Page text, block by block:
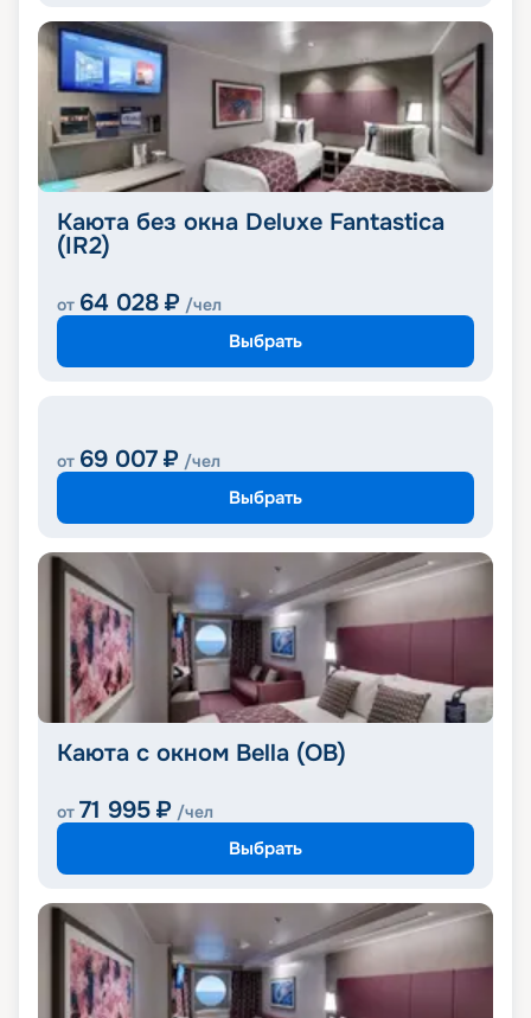
Каюта без окна Deluxe Fantastica
(IR2)
от 64 028 ₽ /чел
Выбрать
от 69 007 ₽ /чел
Выбрать
Каюта с окном Bella (OB)
от 71 995 ₽ /чел
Выбрать